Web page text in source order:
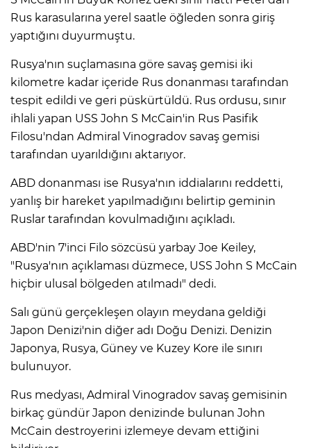
Rus karasularına yerel saatle öğleden sonra giriş
yaptığını duyurmuştu.​​​​​​​
Rusya'nın suçlamasına göre savaş gemisi iki
kilometre kadar içeride Rus donanması tarafından
tespit edildi ve geri püskürtüldü.​​​​​​​ Rus ordusu, sınır
ihlali yapan USS John S McCain'in Rus Pasifik
Filosu'ndan Admiral Vinogradov savaş gemisi
tarafından uyarıldığını aktarıyor.​​​​​​​
ABD donanması ise Rusya'nın iddialarını reddetti,
yanlış bir hareket yapılmadığını belirtip geminin
Ruslar tarafından kovulmadığını açıkladı.​​​​​​​
ABD'nin 7'inci Filo sözcüsü yarbay Joe Keiley,
"Rusya'nın açıklaması düzmece, USS John S McCain
hiçbir ulusal bölgeden atılmadı" dedi.​​​​​​​
Salı günü gerçekleşen olayın meydana geldiği
Japon Denizi'nin diğer adı Doğu Denizi. Denizin
Japonya, Rusya, Güney ve Kuzey Kore ile sınırı
bulunuyor.​​​​​​​
Rus medyası, Admiral Vinogradov savaş gemisinin
birkaç gündür Japon denizinde bulunan John
McCain destroyerini izlemeye devam ettiğini